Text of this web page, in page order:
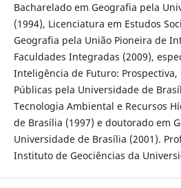
Bacharelado em Geografia pela
(1994), Licenciatura em Estudos
Geografia pela União Pioneira de
Faculdades Integradas (2009),
Inteligência de Futuro: Prospectiva,
Públicas pela Universidade de
Tecnologia Ambiental e Recursos
de Brasília (1997) e doutorado em
Universidade de Brasília (2001).
Instituto de Geociências da